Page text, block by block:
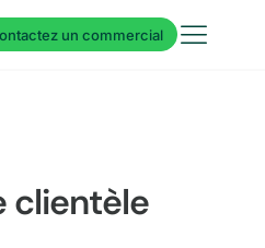
un commercial
clientèle